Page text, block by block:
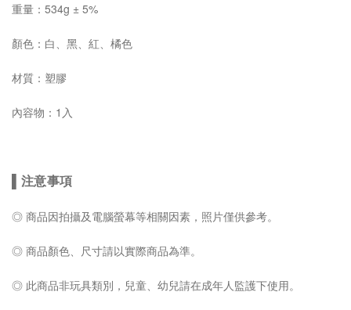
重量：534g ± 5%
顏色：白、黑、紅、橘色
材質：塑膠
內容物：1入
注意事項
◎ 商品因拍攝及電腦螢幕等相關因素，照片僅供參考。
◎ 商品顏色、尺寸請以實際商品為準。
◎ 此商品非玩具類別，兒童、幼兒請在成年人監護下使用。